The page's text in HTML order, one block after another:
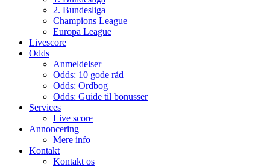
2. Bundesliga
Champions League
Europa League
Livescore
Odds
Anmeldelser
Odds: 10 gode råd
Odds: Ordbog
Odds: Guide til bonusser
Services
Live score
Annoncering
Mere info
Kontakt
Kontakt os